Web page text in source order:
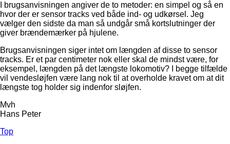
I brugsanvisningen angiver de to metoder: en simpel og så en
hvor der er sensor tracks ved både ind- og udkørsel. Jeg
vælger den sidste da man så undgår små kortslutninger der
giver brændemærker på hjulene.
Brugsanvisningen siger intet om længden af disse to sensor
tracks. Er et par centimeter nok eller skal de mindst være, for
eksempel, længden på det længste lokomotiv? I begge tilfælde
vil vendesløjfen være lang nok til at overholde kravet om at dit
længste tog holder sig indenfor sløjfen.
Mvh
Hans Peter
Top